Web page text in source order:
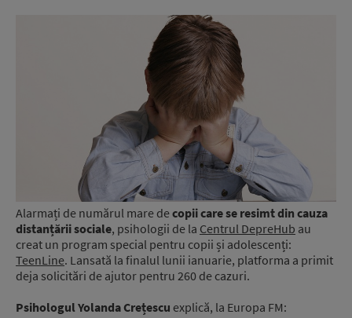
Alarmați de numărul mare decopii care se resimt din cauza
distanțării sociale, psihologii de la Centrul DepreHub au
creat un program special pentru copii și adolescenți:
TeenLine. Lansată la finalul lunii ianuarie, platforma a primit
deja solicitări de ajutor pentru 260 de cazuri.
Psihologul Yolanda Crețescu explică, la Europa FM: